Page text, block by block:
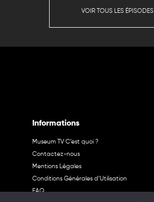
VOIR TOUS LES ÉPISODES
Informations
Museum TV C’est quoi ?
Contactez-nous
Mentions Légales
Conditions Générales d’Utilisation
FAQ